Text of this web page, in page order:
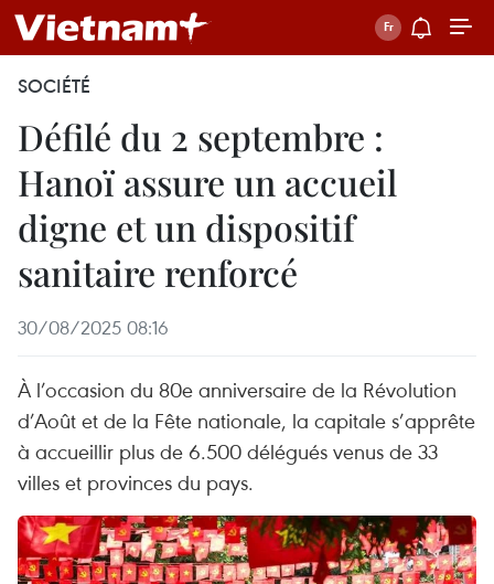
SOCIÉTÉ
Défilé du 2 septembre :
Hanoï assure un accueil
digne et un dispositif
sanitaire renforcé
30/08/2025 08:16
À l’occasion du 80e anniversaire de la Révolution
d’Août et de la Fête nationale, la capitale s’apprête
à accueillir plus de 6.500 délégués venus de 33
villes et provinces du pays.